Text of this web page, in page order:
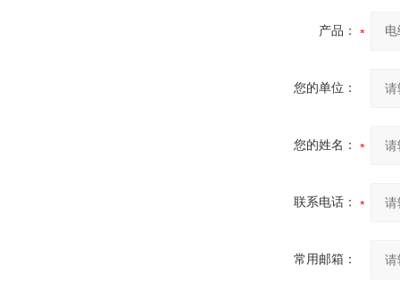
产品：
您的单位：
您的姓名：
联系电话：
常用邮箱：